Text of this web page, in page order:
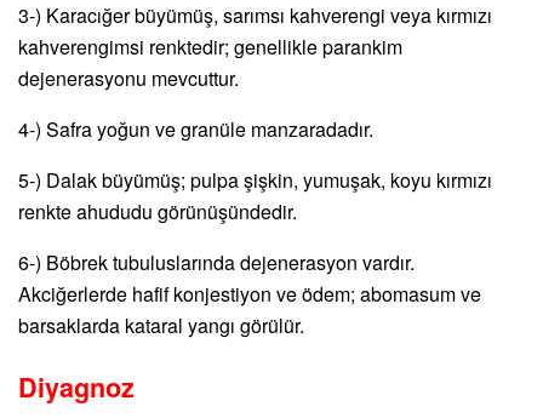
3-) Karacığer büyümüş, sarımsı kahverengi veya kırmızı
kahverengimsi renktedir; genellikle parankim
dejenerasyonu mevcuttur.
4-) Safra yoğun ve granüle manzaradadır.
5-) Dalak büyümüş; pulpa şişkin, yumuşak, koyu kırmızı
renkte ahududu görünüşündedir.
6-) Böbrek tubuluslarında dejenerasyon vardır.
Akciğerlerde hafif konjestiyon ve ödem; abomasum ve
barsaklarda kataral yangı görülür.
Diyagnoz